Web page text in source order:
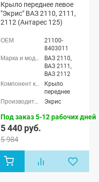
Крыло переднее левое
"Экрис" ВАЗ 2110, 2111,
2112 (Антарес 125)
21100-
8403011
ВАЗ 2110,
ВАЗ 2111,
ВАЗ 2112
Крыло
переднее
Экрис
Под заказ 5-12 рабочих дней
5 440 руб.
5 984